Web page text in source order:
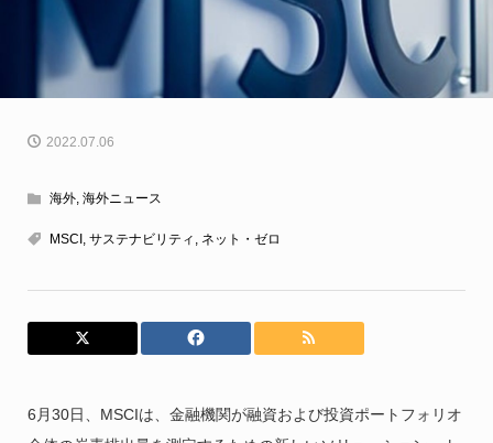
2022.07.06
海外, 海外ニュース
MSCI, サステナビリティ ネット・ゼロ
6月30日、MSCIは、金融機関が融資および投資ポートフォリオ